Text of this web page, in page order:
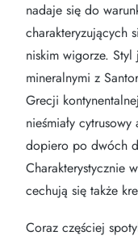
nadaje się do
charakteryzujących
niskim wigorze.
mineralnymi z
Grecji
nieśmiały
dopiero po dwóch
Charakterystycznie
cechują się także
Coraz częściej